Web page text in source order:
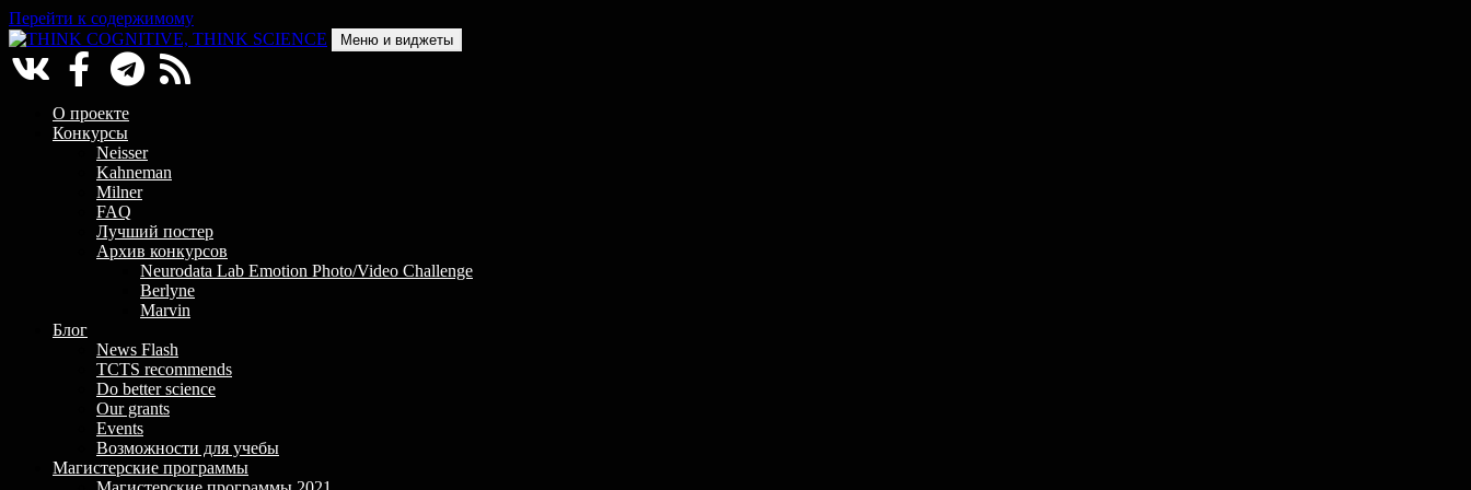
Перейти к содержимому
THINK COGNITIVE, THINK SCIENCE
Научно-образовательный проект в сфере когнитивной науки
Меню и виджеты
О проекте
Конкурсы
Neisser
Kahneman
Milner
FAQ
Лучший постер
Архив конкурсов
Neurodata Lab Emotion Photo/Video Challenge
Berlyne
Marvin
Блог
News Flash
TCTS recommends
Do better science
Our grants
Events
Возможности для учебы
Магистерские программы